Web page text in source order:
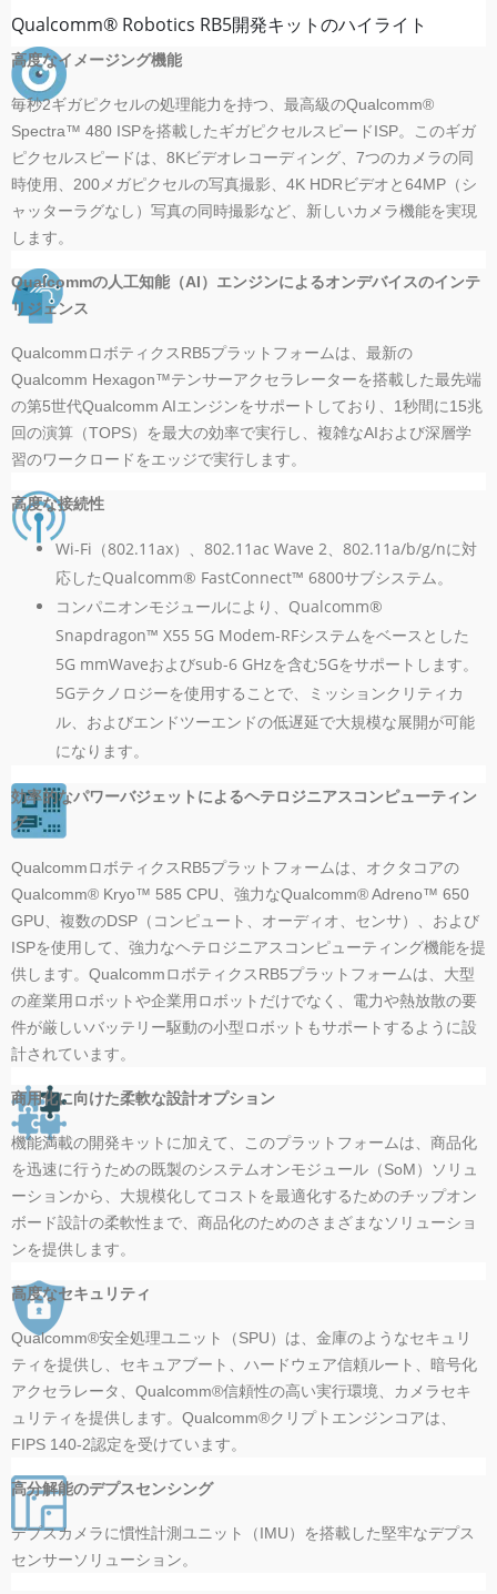
Qualcomm® Robotics RB5開発キットのハイライト
高度なイメージング機能
毎秒2ギガピクセルの処理能力を持つ、最高級のQualcomm®
Spectra™ 480 ISPを搭載したギガピクセルスピードISP。このギガ
ピクセルスピードは、8Kビデオレコーディング、7つのカメラの同
時使用、200メガピクセルの写真撮影、4K HDRビデオと64MP（シ
ャッターラグなし）写真の同時撮影など、新しいカメラ機能を実現
します。
Qualcommの人工知能（AI）エンジンによるオンデバイスのインテ
リジェンス
QualcommロボティクスRB5プラットフォームは、最新の
Qualcomm Hexagon™テンサーアクセラレーターを搭載した最先端
の第5世代Qualcomm AIエンジンをサポートしており、1秒間に15兆
回の演算（TOPS）を最大の効率で実行し、複雑なAIおよび深層学
習のワークロードをエッジで実行します。
高度な接続性
Wi-Fi（802.11ax）、802.11ac Wave 2、802.11a/b/g/nに対
応したQualcomm® FastConnect™ 6800サブシステム。
コンパニオンモジュールにより、Qualcomm®
Snapdragon™ X55 5G Modem-RFシステムをベースとした
5G mmWaveおよびsub-6 GHzを含む5Gをサポートします。
5Gテクノロジーを使用することで、ミッションクリティカ
ル、およびエンドツーエンドの低遅延で大規模な展開が可能
になります。
効率的なパワーバジェットによるヘテロジニアスコンピューティン
グ
QualcommロボティクスRB5プラットフォームは、オクタコアの
Qualcomm® Kryo™ 585 CPU、強力なQualcomm® Adreno™ 650
GPU、複数のDSP（コンピュート、オーディオ、センサ）、および
ISPを使用して、強力なヘテロジニアスコンピューティング機能を提
供します。QualcommロボティクスRB5プラットフォームは、大型
の産業用ロボットや企業用ロボットだけでなく、電力や熱放散の要
件が厳しいバッテリー駆動の小型ロボットもサポートするように設
計されています。
商用化に向けた柔軟な設計オプション
機能満載の開発キットに加えて、このプラットフォームは、商品化
を迅速に行うための既製のシステムオンモジュール（SoM）ソリュ
ーションから、大規模化してコストを最適化するためのチップオン
ボード設計の柔軟性まで、商品化のためのさまざまなソリューショ
ンを提供します。
高度なセキュリティ
Qualcomm®安全処理ユニット（SPU）は、金庫のようなセキュリ
ティを提供し、セキュアブート、ハードウェア信頼ルート、暗号化
アクセラレータ、Qualcomm®信頼性の高い実行環境、カメラセキ
ュリティを提供します。Qualcomm®クリプトエンジンコアは、
FIPS 140-2認定を受けています。
高分解能のデプスセンシング
デプスカメラに慣性計測ユニット（IMU）を搭載した堅牢なデプス
センサーソリューション。